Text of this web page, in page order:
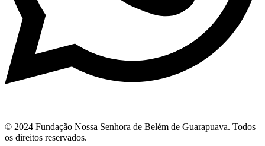
© 2024 Fundação Nossa Senhora de Belém de Guarapuava. Todos
os direitos reservados.